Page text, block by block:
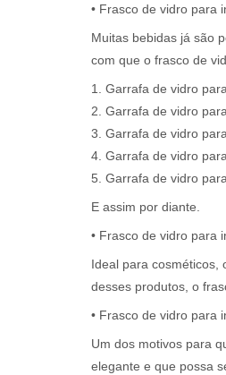
• Frasco de vidro para
Muitas bebidas já são
com que o frasco de
1. Garrafa de vidro
2. Garrafa de vidro
3. Garrafa de vidro
4. Garrafa de vidro
5. Garrafa de vidro
E assim por diante.
• Frasco de vidro para
Ideal para cosméticos,
desses produtos, o
• Frasco de vidro para
Um dos motivos para
elegante e que possa